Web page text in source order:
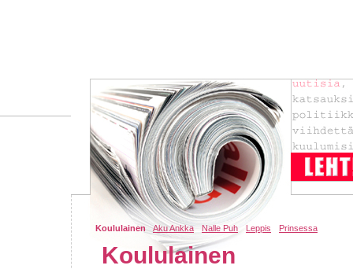
Koululainen Aku Ankka Nalle Puh Leppis Prinsessa
Koululainen